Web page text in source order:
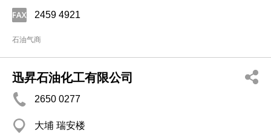
2459 4921
石油气商
迅昇石油化工有限公司
2650 0277
大埔 瑞安楼